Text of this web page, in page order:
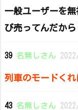
一般ユーザーを
び売ってんだか
39 名無しさん
列車のモードく
43 名無しさん